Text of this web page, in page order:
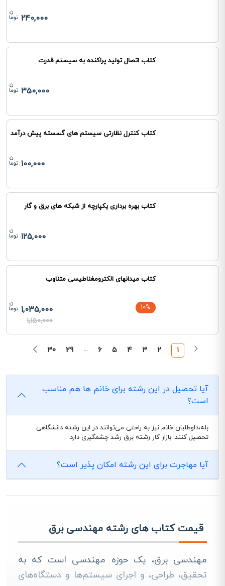
240,000
کتاب اتصال تولید پراکنده به سیستم قدرت
350,000
کتاب کنترل نظارتی سیستم های گسسته پیش درآمد
100,000
کتاب بهره برداری یکپارچه از شبکه های برق و گار
125,000
کتاب میدانهای الکترومغناطیسی متناوب
10%
1,035,000
1,150,000
1
2
3
4
5
6
...
29
30
آیا تحصیل در این رشته برای خانم ها هم مناسب
است؟
بله،داوطلبان خانم نیز به راحتی می‌توانند در این رشته دانشگاهی
تحصیل کنند. بازار کار رشته برق رشد چشمگیری دارد.
آیا مهاجرت برای این رشته امکان پذیر است؟
قیمت کتاب های رشته مهندسی برق
مهندسی برق، یک حوزه مهندسی است که به
تحقیق، طراحی، و اجرای سیستم‌ها و دستگاه‌های